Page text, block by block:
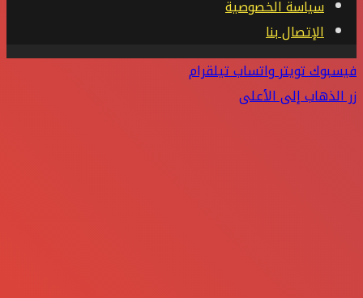
سياسة الخصوصية
الإتصال بنا
فيسبوكتويترواتسابتيلقرام
زر الذهاب إلى الأعلى